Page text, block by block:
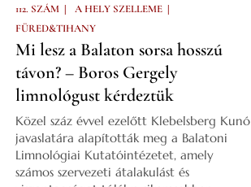
112. SZÁM | A HELY SZELLEME |
FÜRED&TIHANY
Mi lesz a Balaton sorsa hosszú
távon? – Boros Gergely
limnológust kérdeztük
Közel száz évvel ezelőtt Klebelsberg Kunó
javaslatára alapították meg a Balatoni
Limnológiai Kutatóintézetet, amely
számos szervezeti átalakulást és